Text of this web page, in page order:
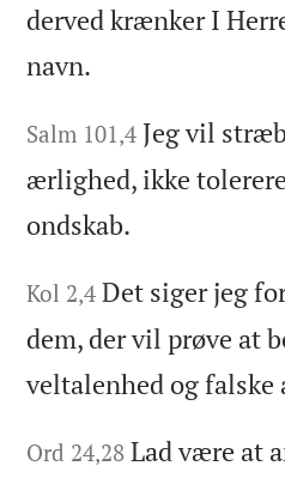
derved krænker I
navn.
Salm 101,4 Jeg vil
ærlighed, ikke
ondskab.
Kol 2,4 Det siger jeg
dem, der vil prøve at
veltalenhed og falske
Ord 24,28 Lad være at